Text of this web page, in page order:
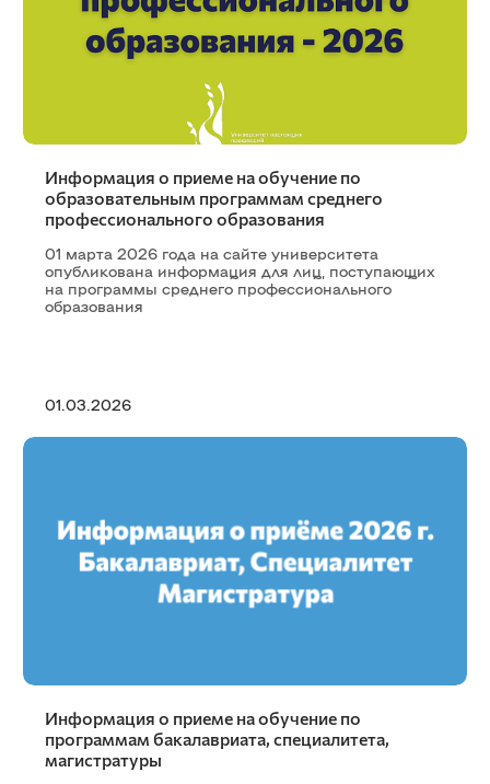
Информация о приеме на обучение по
образовательным программам среднего
профессионального образования
01 марта 2026 года на сайте университета
опубликована информация для лиц, поступающих
на программы среднего профессионального
образования
01.03.2026
Информация о приеме на обучение по
программам бакалавриата, специалитета,
магистратуры